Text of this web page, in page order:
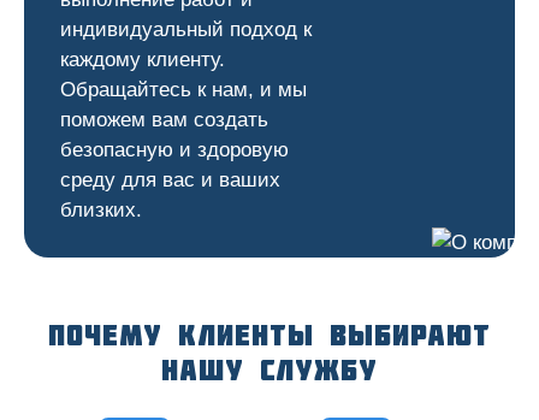
индивидуальный подход к
каждому клиенту.
Обращайтесь к нам, и мы
поможем вам создать
безопасную и здоровую
среду для вас и ваших
близких.
Почему клиенты выбирают
нашу службу